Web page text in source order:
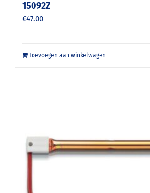
15092Z
€47.00
Toevoegen aan winkelwagen